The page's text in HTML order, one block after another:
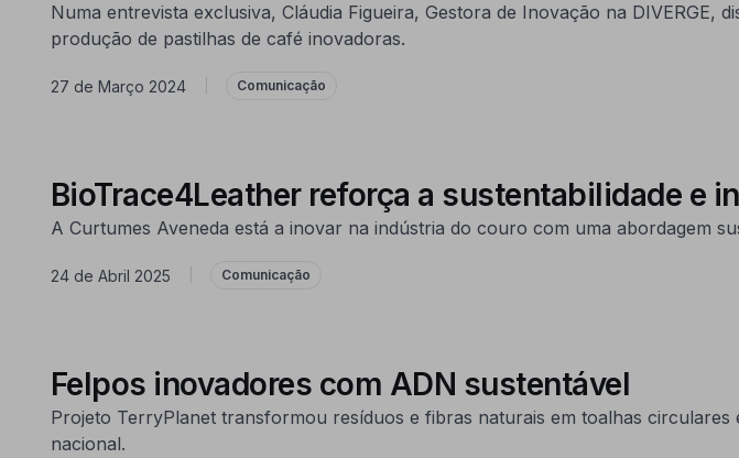
Numa entrevista exclusiva, Cláudia Figueira, Gestora de Inovação na
produção de pastilhas de café inovadoras.
27 de Março 2024 Comunicação
BioTrace4Leather reforça a sustentabilidade e
A Curtumes Aveneda está a inovar na indústria do couro com uma abordagem
24 de Abril 2025 Comunicação
Felpos inovadores com ADN sustentável
Projeto TerryPlanet transformou resíduos e fibras naturais em toalhas
nacional.